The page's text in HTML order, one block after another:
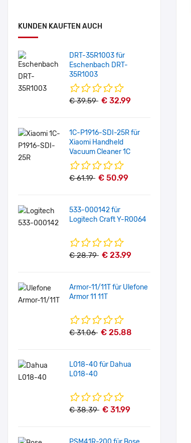
KUNDEN KAUFTEN AUCH
DRT-35R1003 für
Eschenbach DRT-
35R1003
€ 39.59 € 32.99
1C-P1916-SDI-25R für
Xiaomi Handheld
Vacuum Cleaner 1C
€ 61.19 € 50.99
533-000142 für
Logitech Craft Y-R0064
€ 28.79 € 23.99
Armor-11/11T für Ulefone
Armor 11 11T
€ 31.06 € 25.88
L018-40 für Dahua
L018-40
€ 38.39 € 31.99